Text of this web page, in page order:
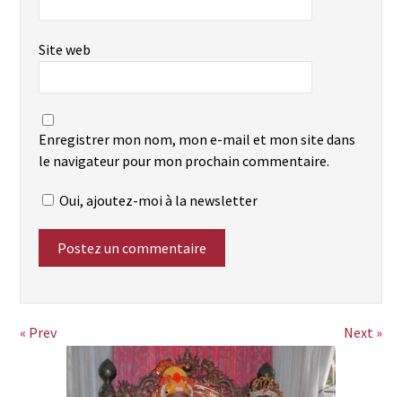
Site web
Enregistrer mon nom, mon e-mail et mon site dans
le navigateur pour mon prochain commentaire.
Oui, ajoutez-moi à la newsletter
« Prev Next »